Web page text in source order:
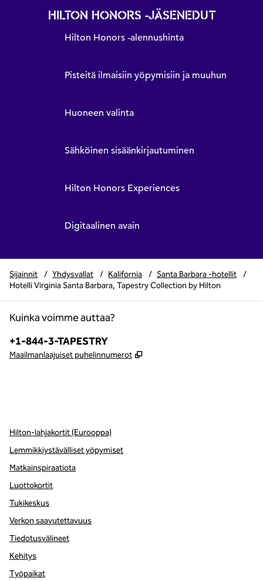
HILTON HONORS -JÄSENEDUT
Hilton Honors ‑alennushinta
Pisteitä ilmaisiin yöpymisiin ja muuhun
Huoneen valinta
Sähköinen sisäänkirjautuminen
Hilton Honors Experiences
Digitaalinen avain
Sijainnit / Yhdysvallat / Kalifornia / Santa Barbara -hotellit
/
Hotelli Virginia Santa Barbara, Tapestry Collection by Hilton
Kuinka voimme auttaa?
Puhelin:
+1-844-3-TAPESTRY
Maailmanlaajuiset puhelinnumerot ,
Hilton-lahjakortit (Eurooppa)
Lemmikkiystävälliset yöpymiset
Matkainspiraatiota
Luottokortit
Tukikeskus
Verkon saavutettavuus
Tiedotusvälineet
Kehitys
Työpaikat